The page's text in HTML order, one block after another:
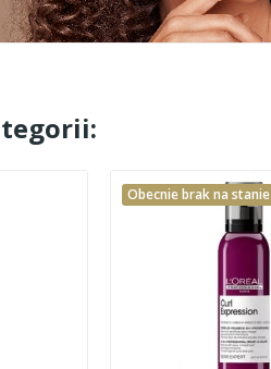
Obecnie brak na stanie